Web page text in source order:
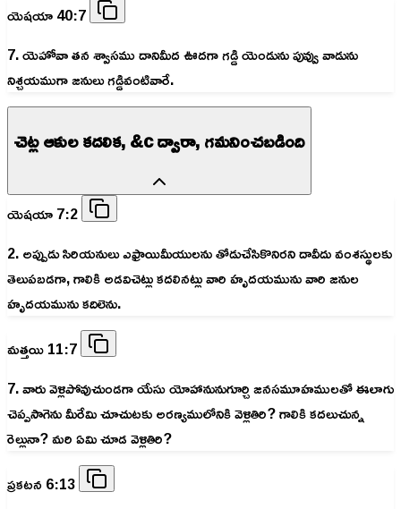
యెషయా 40:7
7. యెహోవా తన శ్వాసము దానిమీద ఊదగా గడ్డి యెండును పువ్వు వాడును
నిశ్చయముగా జనులు గడ్డివంటివారే.
చెట్ల ఆకుల కదలిక, &c ద్వారా, గమనించబడింది
యెషయా 7:2
2. అప్పుడు సిరియనులు ఎఫ్రాయిమీయులను తోడుచేసికొనిరని దావీదు వంశస్థులకు
తెలుపబడగా, గాలికి అడవిచెట్లు కదలినట్లు వారి హృదయమును వారి జనుల
హృదయమును కదిలెను.
మత్తయి 11:7
7. వారు వెళ్లిపోవుచుండగా యేసు యోహానునుగూర్చి జనసమూహములతో ఈలాగు
చెప్పసాగెను మీరేమి చూచుటకు అరణ్యములోనికి వెళ్లితిరి? గాలికి కదలుచున్న
రెల్లునా? మరి ఏమి చూడ వెళ్లితిరి?
ప్రకటన 6:13